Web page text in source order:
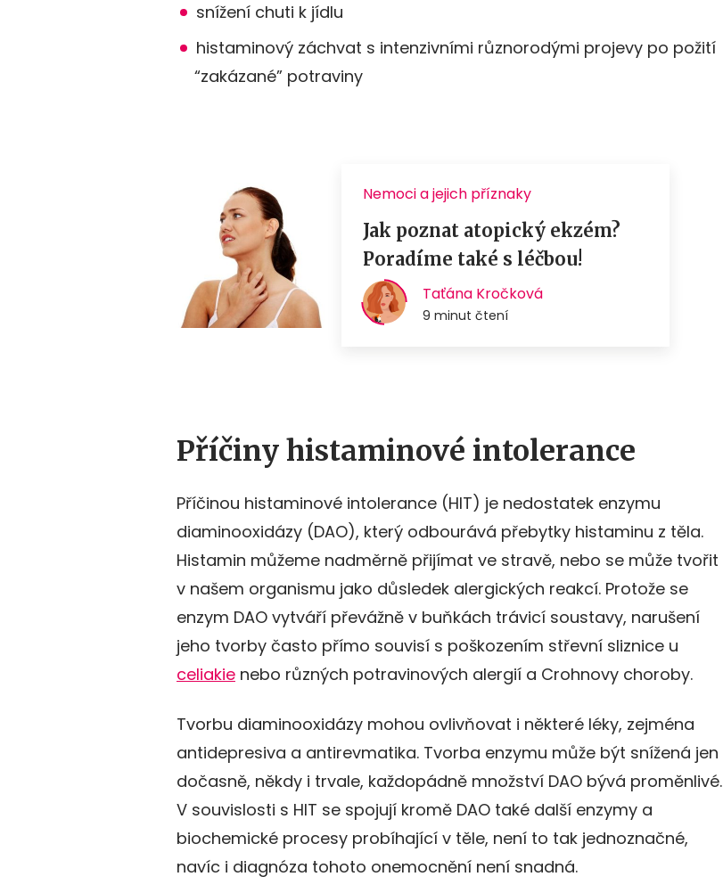
snížení chuti k jídlu
histaminový záchvat s intenzivními různorodými projevy po požití
“zakázané” potraviny
Příčiny histaminové intolerance
Příčinou histaminové intolerance (HIT) je nedostatek enzymu
diaminooxidázy (DAO), který odbourává přebytky histaminu z těla.
Histamin můžeme nadměrně přijímat ve stravě, nebo se může tvořit
v našem organismu jako důsledek alergických reakcí. Protože se
enzym DAO vytváří převážně v buňkách trávicí soustavy, narušení
jeho tvorby často přímo souvisí s poškozením střevní sliznice u
celiakie nebo různých potravinových alergií a Crohnovy choroby.
Tvorbu diaminooxidázy mohou ovlivňovat i některé léky, zejména
antidepresiva a antirevmatika. Tvorba enzymu může být snížená jen
dočasně, někdy i trvale, každopádně množství DAO bývá proměnlivé.
V souvislosti s HIT se spojují kromě DAO také další enzymy a
biochemické procesy probíhající v těle, není to tak jednoznačné,
navíc i diagnóza tohoto onemocnění není snadná.